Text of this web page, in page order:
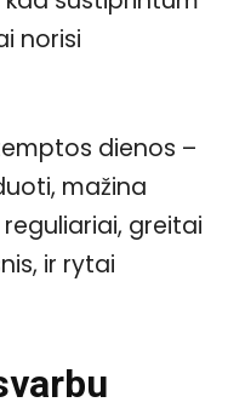
norisi
dienos –
mažina
greitai
ir rytai